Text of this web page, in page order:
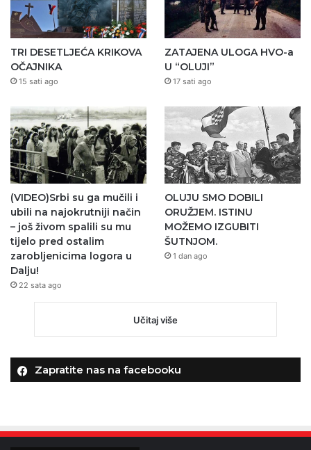
TRI DESETLJEĆA KRIKOVA
OČAJNIKA
15 sati ago
ZATAJENA ULOGA HVO-a
U “OLUJI”
17 sati ago
(VIDEO)Srbi su ga mučili i
ubili na najokrutniji način
– još živom spalili su mu
tijelo pred ostalim
zarobljenicima logora u
Dalju!
22 sata ago
OLUJU SMO DOBILI
ORUŽJEM. ISTINU
MOŽEMO IZGUBITI
ŠUTNJOM.
1 dan ago
Učitaj više
Zapratite nas na facebooku